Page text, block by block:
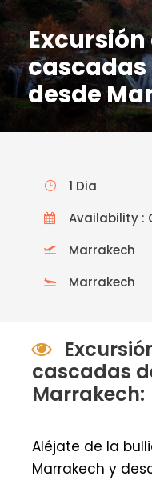
cascadas
desde
1 Dia
Availability :
Marrakech
Marrakech
cascadas
Marrakech:
Aléjate de la
Marrakech y